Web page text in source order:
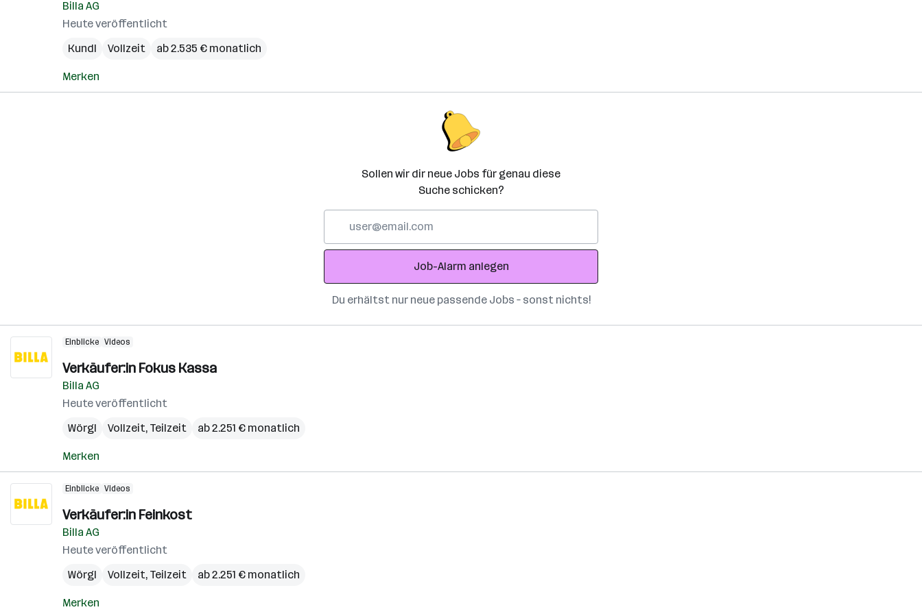
Billa AG
Heute veröffentlicht
Kundl
Vollzeit ab 2.535 € monatlich
Merken
Sollen wir dir neue Jobs für genau diese
Suche schicken?
Adresse
Job-Alarm anlegen
Du erhältst nur neue passende Jobs – sonst nichts!
Einblicke Videos
Verkäufer:in Fokus Kassa
Billa AG
Heute veröffentlicht
Wörgl
Vollzeit, Teilzeit ab 2.251 € monatlich
Merken
Einblicke Videos
Verkäufer:in Feinkost
Billa AG
Heute veröffentlicht
Wörgl
Vollzeit, Teilzeit ab 2.251 € monatlich
Merken